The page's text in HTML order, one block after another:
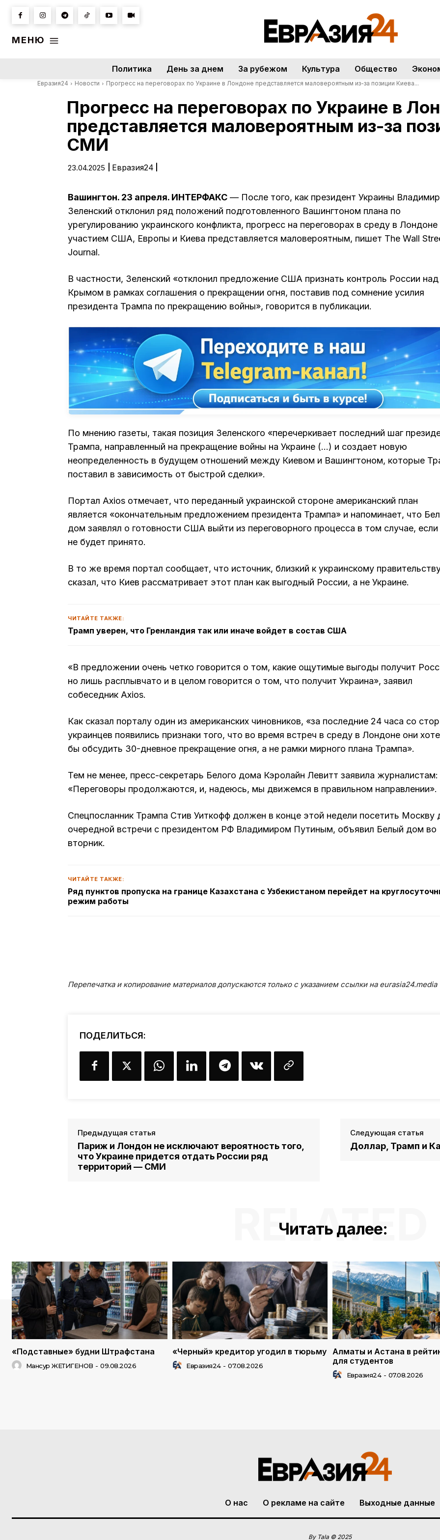
МЕНЮ
Политика День за днем За рубежом Культура Общество
Евразия24 Новости Прогресс на переговорах по Украине в Лондоне представляется маловероятным из-за позиции Киева...
Прогресс на переговорах по Украине в
представляется маловероятным из-за
СМИ
23.04.2025 Евразия24
Вашингтон. 23 апреля. ИНТЕРФАКС — После того, как президент Украины Владимир
Зеленский отклонил ряд положений подготовленного Вашингтоном плана по
урегулированию украинского конфликта, прогресс на переговорах в среду в Лондоне
участием США, Европы и Киева представляется маловероятным, пишет The Wall
Journal.
В частности, Зеленский «отклонил предложение США признать контроль России над
Крымом в рамках соглашения о прекращении огня, поставив под сомнение усилия
президента Трампа по прекращению войны», говорится в публикации.
По мнению газеты, такая позиция Зеленского «перечеркивает последний шаг
Трампа, направленный на прекращение войны на Украине (…) и создает новую
неопределенность в будущем отношений между Киевом и Вашингтоном, которые
поставил в зависимость от быстрой сделки».
Портал Axios отмечает, что переданный украинской стороне американский план
является «окончательным предложением президента Трампа» и напоминает, что
дом заявлял о готовности США выйти из переговорного процесса в том случае,
не будет принято.
В то же время портал сообщает, что источник, близкий к украинскому
сказал, что Киев рассматривает этот план как выгодный России, а не Украине.
ЧИТАЙТЕ ТАКЖЕ:
Трамп уверен, что Гренландия так или иначе войдет в состав США
«В предложении очень четко говорится о том, какие ощутимые выгоды получит
но лишь расплывчато и в целом говорится о том, что получит Украина», заявил
собеседник Axios.
Как сказал порталу один из американских чиновников, «за последние 24 часа со
украинцев появились признаки того, что во время встреч в среду в Лондоне они
бы обсудить 30-дневное прекращение огня, а не рамки мирного плана Трампа».
Тем не менее, пресс-секретарь Белого дома Кэролайн Левитт заявила журналистам:
«Переговоры продолжаются, и, надеюсь, мы движемся в правильном направлении».
Спецпосланник Трампа Стив Уиткофф должен в конце этой недели посетить Москву
очередной встречи с президентом РФ Владимиром Путиным, объявил Белый дом во
вторник.
ЧИТАЙТЕ ТАКЖЕ:
Ряд пунктов пропуска на границе Казахстана с Узбекистаном перейдет на
режим работы
Перепечатка и копирование материалов допускаются только с указанием ссылки на eurasia24.media
ПОДЕЛИТЬСЯ:
Предыдущая статья
Париж и Лондон не исключают вероятность того,
что Украине придется отдать России ряд
территорий — СМИ
Следующая статья
Доллар, Трамп и
Читать далее:
RELATED
«Подставные» будни Штрафстана
Мансур ЖЕТИГЕНОВ - 09.08.2026
«Черный» кредитор угодил в тюрьму
Евразия24 - 07.08.2026
Алматы и Астана в
для студентов
Евразия24 - 07.08.2026
О нас О рекламе на сайте Выходные данные
By Tala © 2025